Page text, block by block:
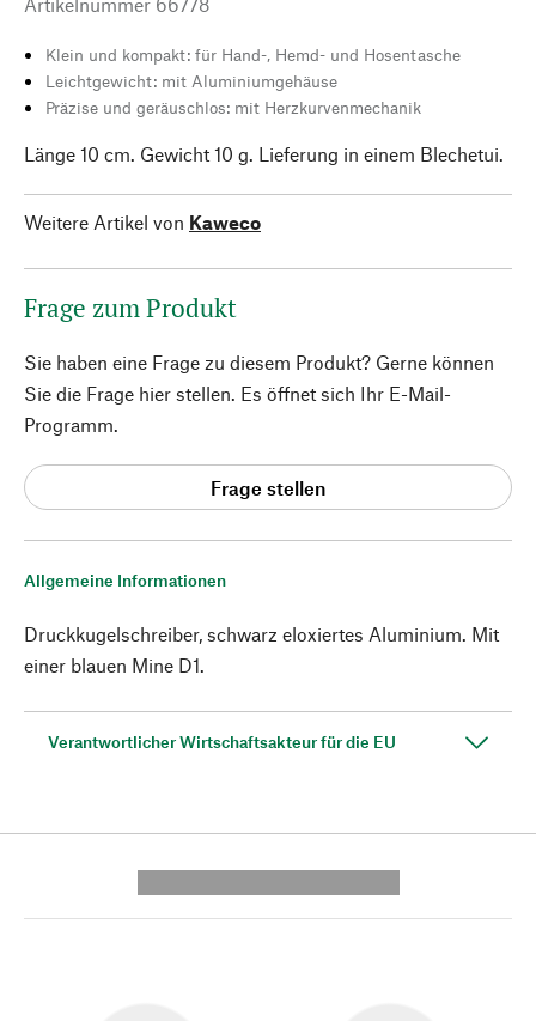
Allgemeine Informationen
Druckkugelschreiber, schwarz eloxiertes Aluminium. Mit
einer blauen Mine D1.
Verantwortlicher Wirtschaftsakteur für die EU
Klein und kompakt: für Hand-, Hemd- und Hosentasche
Leichtgewicht: mit Aluminiumgehäuse
Präzise und geräuschlos: mit Herzkurvenmechanik
Länge 10 cm. Gewicht 10 g. Lieferung in einem Blechetui.
Weitere Artikel von Kaweco
Frage zum Produkt
Sie haben eine Frage zu diesem Produkt? Gerne können
Sie die Frage hier stellen. Es öffnet sich Ihr E-Mail-
Programm.
Frage stellen